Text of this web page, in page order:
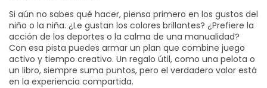
Si aún no sabes qué hacer, piensa primero en los gustos del
niño o la niña. ¿Le gustan los colores brillantes? ¿Prefiere la
acción de los deportes o la calma de una manualidad?
Con esa pista puedes armar un plan que combine juego
activo y tiempo creativo. Un regalo útil, como una pelota o
un libro, siempre suma puntos, pero el verdadero valor está
en la experiencia compartida.